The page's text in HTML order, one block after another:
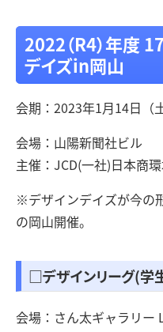
2022（R4）年度
デイズin岡山
会期：2023年1月14日（
会場：山陽新聞社ビル
主催：JCD(一社)日本商
※デザインデイズが今の
の岡山開催。
□デザインリーグ(学
会場：さん太ギャラリー